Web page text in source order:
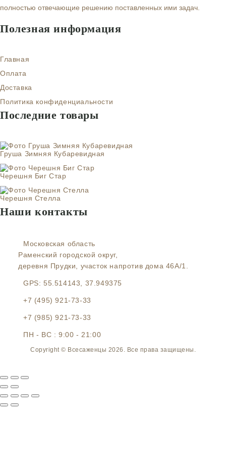
полностью отвечающие решению поставленных ими задач.
Полезная информация
Главная
Оплата
Доставка
Политика конфиденциальности
Последние товары
Груша Зимняя Кубаревидная
Черешня Биг Стар
Черешня Стелла
Наши контакты
Московская область
Раменский городской округ,
деревня Прудки, участок напротив дома 46А/1.
GPS: 55.514143, 37.949375
+7 (495) 921-73-33
+7 (985) 921-73-33
ПН - ВС : 9:00 - 21:00
Copyright © Всесаженцы 2026. Все права защищены.